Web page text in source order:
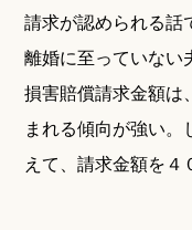
請求が認められる話
離婚に至っていない
損害賠償請求金額は
まれる傾向が強い
えて、請求金額を４